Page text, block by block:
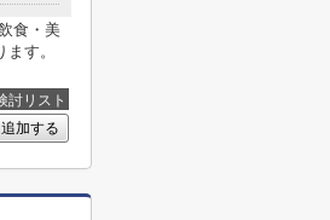
食・美
す。
討リスト
追加する